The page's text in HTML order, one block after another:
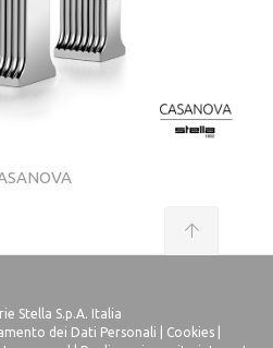
Stella S.p.A. Italia
dei Dati Personali Cookies